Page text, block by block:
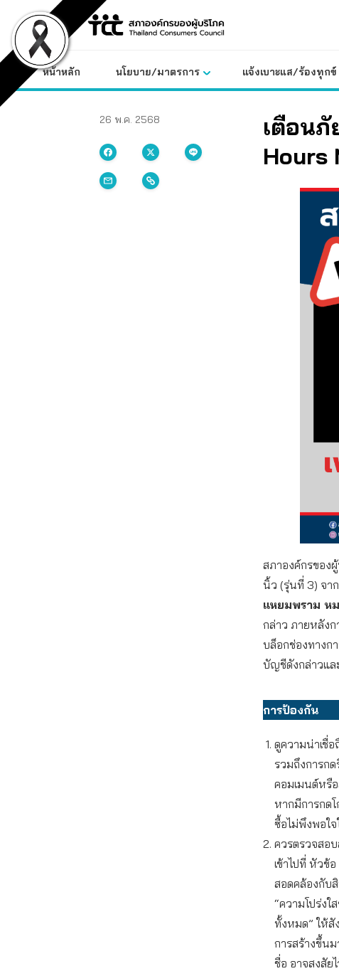
content
หน้าหลัก นโยบาย/มาตรการ แจ้งเบาะแส/ร้องทุกข์
26 พ.ค. 2568
เตือนภั
Hours
สภาองค์กรของผู้
นิ้ว (รุ่นที่ 3) จาก
แหยมพราม ห
กล่าว ภายหลังก
บล็อกช่องทางก
บัญชีดังกล่าวแล
การป้องกัน
ดูความน่าเชื่
รวมถึงการก
คอมเมนต์หรื
หากมีการกด
ซื้อไม่พึงพอใ
ควรตรวจสอ
เข้าไปที่ หัวข้
สอดคล้องกับ
“ความโปร่งใ
ทั้งหมด” ให้สั
การสร้างขึ้น
ชื่อ อาจสงสัย